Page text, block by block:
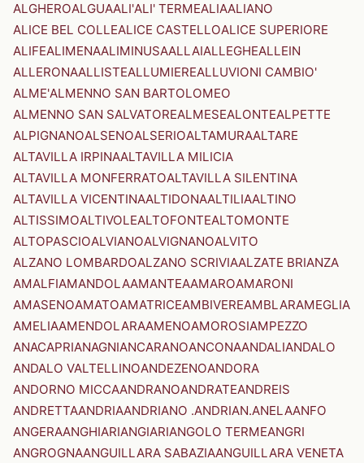
ALGHEROALGUAALI'ALI' TERMEALIAALIANO
ALICE BEL COLLEALICE CASTELLOALICE SUPERIORE
ALIFEALIMENAALIMINUSAALLAIALLEGHEALLEIN
ALLERONAALLISTEALLUMIEREALLUVIONI CAMBIO'
ALME'ALMENNO SAN BARTOLOMEO
ALMENNO SAN SALVATOREALMESEALONTEALPETTE
ALPIGNANOALSENOALSERIOALTAMURAALTARE
ALTAVILLA IRPINAALTAVILLA MILICIA
ALTAVILLA MONFERRATOALTAVILLA SILENTINA
ALTAVILLA VICENTINAALTIDONAALTILIAALTINO
ALTISSIMOALTIVOLEALTOFONTEALTOMONTE
ALTOPASCIOALVIANOALVIGNANOALVITO
ALZANO LOMBARDOALZANO SCRIVIAALZATE BRIANZA
AMALFIAMANDOLAAMANTEAAMAROAMARONI
AMASENOAMATOAMATRICEAMBIVEREAMBLARAMEGLIA
AMELIAAMENDOLARAAMENOAMOROSIAMPEZZO
ANACAPRIANAGNIANCARANOANCONAANDALIANDALO
ANDALO VALTELLINOANDEZENOANDORA
ANDORNO MICCAANDRANOANDRATEANDREIS
ANDRETTAANDRIAANDRIANO .ANDRIAN.ANELAANFO
ANGERAANGHIARIANGIARIANGOLO TERMEANGRI
ANGROGNAANGUILLARA SABAZIAANGUILLARA VENETA